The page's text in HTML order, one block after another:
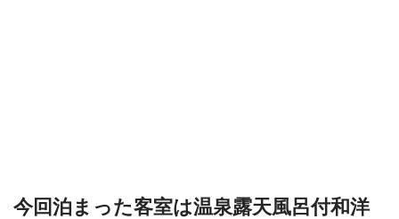
今回泊まった客室は温泉露天風呂付和洋